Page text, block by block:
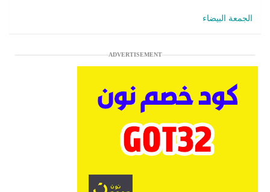
الجمعة البيضاء
ADVERTISEMENT